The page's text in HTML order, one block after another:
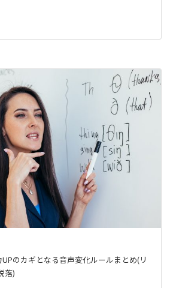
UPのカギとなる音声変化ルールまとめ(リ
落)